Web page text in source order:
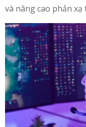
và nâng cao phản